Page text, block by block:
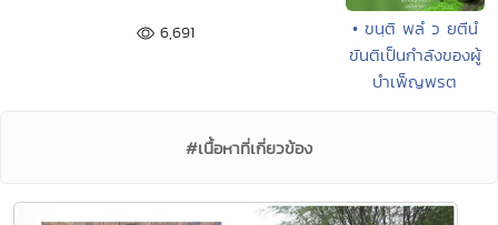
6,691
• ขนฺติ พลํ ว ยตีนํ
ขันติเป็นกำลังของผู้
บำเพ็ญพรต
#เนื้อหาที่เกี่ยวข้อง